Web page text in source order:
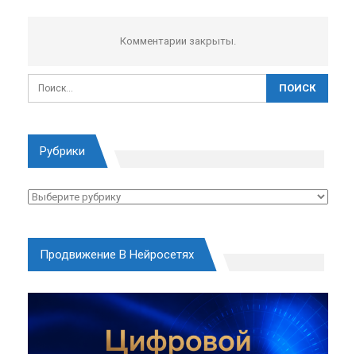
Комментарии закрыты.
Рубрики
Рубрики
Продвижение В Нейросетях